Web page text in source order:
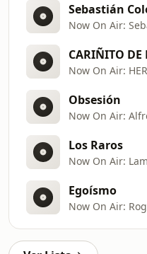
Sebastián
Now On Air:
CARIÑITO
Now On Air:
Obsesión
Los Raros
Now On Air:
Egoísmo
Now On Air: